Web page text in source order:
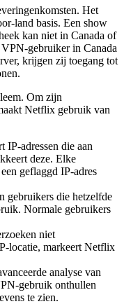
Het
land basis. Een show
kan niet in Canada of
gebruiker in Canada
krijgen zij toegang tot
Om zijn
Netflix gebruik van
adressen die aan
deze. Elke
geflaggd IP-adres
gebruikers die hetzelfde
Normale gebruikers
niet
locatie, markeert Netflix
analyse van
gebruik onthullen
te zien.